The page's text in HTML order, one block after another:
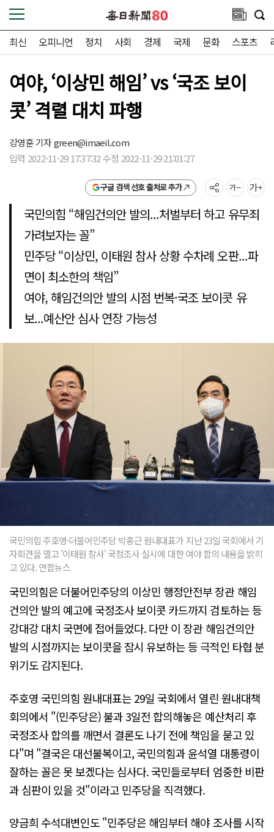
최신 오피니언 정치 사회 경제 국제 문화 스포츠
여야, ‘이상민 해임’ vs ‘국조 보이
콧’ 격렬 대치 파행
강영훈 기자green@imaeil.com
입력 2022-11-29 17:37:32 수정 2022-11-29 21:01:27
구글 검색 선호 출처로 추가
국민의힘 “해임건의안 발의...처벌부터 하고 유무죄
가려보자는 꼴”
민주당 “이상민, 이태원 참사 상황 수차례 오판...파
면이 최소한의 책임”
여야, 해임건의안 발의 시점 번복·국조 보이콧 유
보...예산안 심사 연장 가능성
국민의힘 주호영·더불어민주당 박홍근 원내대표가 지난 23일 국회에서 기
자회견을 열고 '이태원 참사' 국정조사 실시에 대한 여야 합의 내용을 밝히
고 있다. 연합뉴스
국민의힘은 더불어민주당의 이상민 행정안전부 장관 해임
건의안 발의 예고에 국정조사 보이콧 카드까지 검토하는 등
강대강 대치 국면에 접어들었다. 다만 이 장관 해임건의안
발의 시점까지는 보이콧을 잠시 유보하는 등 극적인 타협 분
위기도 감지된다.
주호영 국민의힘 원내대표는 29일 국회에서 열린 원내대책
회의에서 "(민주당은) 불과 3일전 합의해놓은 예산처리 후
국정조사 합의를 깨면서 결론도 나기 전에 책임을 묻고 있
다"며 "결국은 대선불복이고, 국민의힘과 윤석열 대통령이
잘하는 꼴은 못 보겠다는 심사다. 국민들로부터 엄중한 비판
과 심판이 있을 것"이라고 민주당을 직격했다.
양금희 수석대변인도 "민주당은 해임부터 해야 조사를 시작